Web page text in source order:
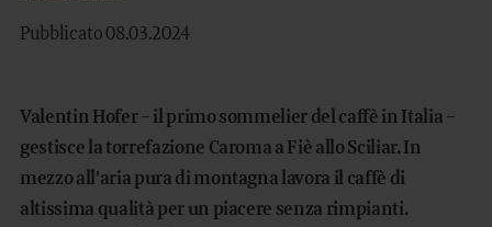
DE EN
Pubblicato 08.03.2024
Valentin Hofer – il primo sommelier del caffè in Italia –
gestisce la torrefazione Caroma a Fiè allo Sciliar. In
mezzo all'aria pura di montagna lavora il caffè di
altissima qualità per un piacere senza rimpianti.